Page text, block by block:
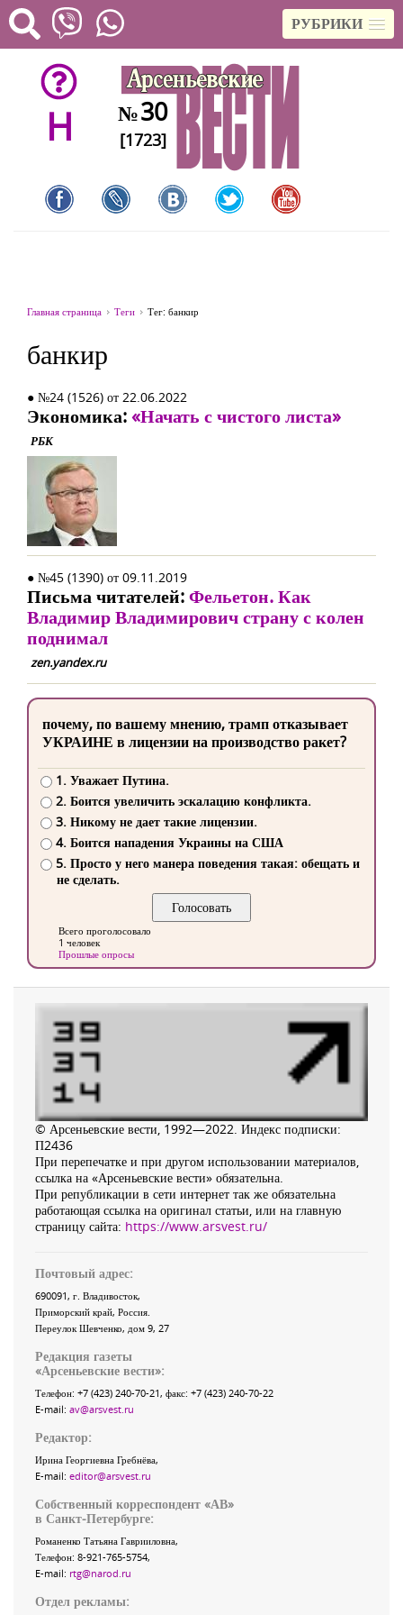
РУБРИКИ
H №30
[1723]
Главная страница Теги Тег: банкир
банкир
● №24 (1526) от 22.06.2022
Экономика:«Начать с чистого листа»
РБК
● №45 (1390) от 09.11.2019
Письма читателей:Фельетон. Как
Владимир Владимирович страну с колен
поднимал
zen.yandex.ru
почему, по вашему мнению, трамп отказывает
УКРАИНЕ в лицензии на производство ракет?
1. Уважает Путина.
2. Боится увеличить эскалацию конфликта.
3. Никому не дает такие лицензии.
4. Боится нападения Украины на США
5. Просто у него манера поведения такая: обещать и
не сделать.
Всего проголосовало
1 человек
Прошлые опросы
© Арсеньевские вести, 1992—2022. Индекс подписки:
П2436
При перепечатке и при другом использовании материалов,
ссылка на «Арсеньевские вести» обязательна.
При републикации в сети интернет так же обязательна
работающая ссылка на оригинал статьи, или на главную
страницу сайта: https://www.arsvest.ru/
Почтовый адрес:
690091, г. Владивосток,
Приморский край, Россия
Переулок Шевченко, дом 9, 27
Редакция газеты
«Арсеньевские вести»:
Телефон: +7 (423) 240-70-21, факс: +7 (423) 240-70-22
E-mail: av@arsvest.ru
Редактор:
Ирина Георгиевна Гребнёва,
E-mail: editor@arsvest.ru
Собственный корреспондент «АВ»
в Санкт-Петербурге:
Романенко Татьяна Гаврииловна,
Телефон: 8-921-765-5754,
E-mail: rtg@narod.ru
Отдел рекламы: